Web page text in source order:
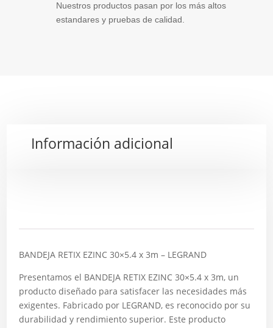
Nuestros productos pasan por los más altos
estandares y pruebas de calidad.
Información adicional
BANDEJA RETIX EZINC 30×5.4 x 3m – LEGRAND
Presentamos el BANDEJA RETIX EZINC 30×5.4 x 3m, un
producto diseñado para satisfacer las necesidades más
exigentes. Fabricado por LEGRAND, es reconocido por su
durabilidad y rendimiento superior. Este producto